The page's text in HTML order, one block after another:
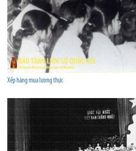
Xếp hàng mua lương thực